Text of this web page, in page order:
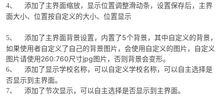
4、 添加了主界面缩放，显示位置调整滑动条，设置保存后，主界
面大小、位置按自定义的大小、位置显示
5、 添加了主界面背景设置，内置了5个背景，其中自定义的背景，
如果使用者自定义了自己的背景图片，会使用自定义的图片，自定义
图片请使用260:760尺寸jpg图片，否则背景会变形。
6、 添加了显示学校名称，可以自定义学校名称，可以自主选择是
否显示到主界面。
7、 添加了节次显示，可以自主选择是否显示到主界面。